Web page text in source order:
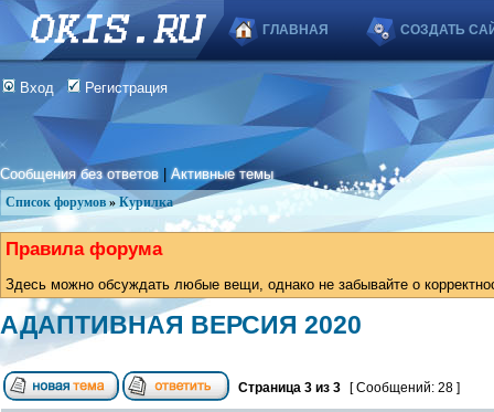
ГЛАВНАЯ СОЗДАТЬ
Вход Регистрация
Сообщения без ответов |Активные темы
Список форумов » Курилка
Правила форума
Здесь можно обсуждать любые вещи, однако не забывайте о
АДАПТИВНАЯ ВЕРСИЯ 2020
Страница 3 из 3 [ Сообщений: 28 ]